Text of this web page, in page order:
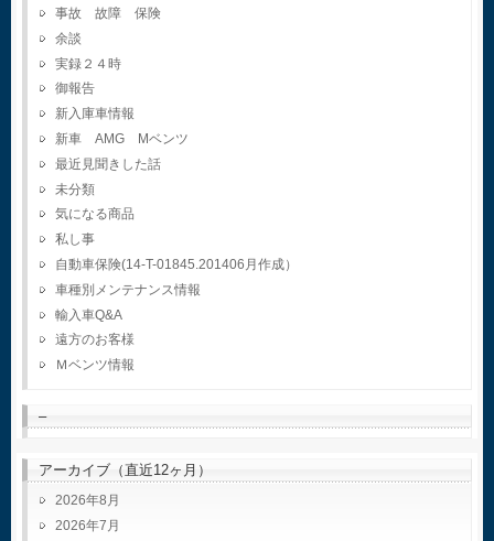
事故 故障 保険
余談
実録２４時
御報告
新入庫車情報
新車 AMG Mベンツ
最近見聞きした話
未分類
気になる商品
私し事
自動車保険(14-T-01845.201406月作成）
車種別メンテナンス情報
輸入車Q&A
遠方のお客様
Ｍベンツ情報
–
アーカイブ（直近12ヶ月）
2026年8月
2026年7月